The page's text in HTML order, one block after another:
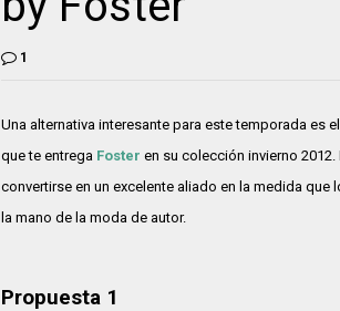
1
Una alternativa interesante para este temporada es
que te entrega Foster en su colección invierno
convertirse en un excelente aliado en la medida
la mano de la moda de autor.
Propuesta 1